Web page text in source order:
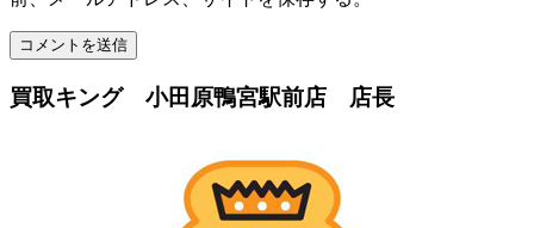
買取キング 小田原鴨宮駅前店 店長